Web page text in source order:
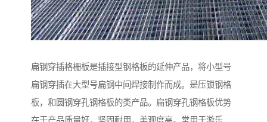
扁钢穿插格栅板是插接型钢格板的延伸产品，将小型号
扁钢穿插在大型号扁钢中间焊接制作而成。是压锁钢格
板，和圆钢穿孔钢格板的类产品。扁钢穿孔钢格板优势